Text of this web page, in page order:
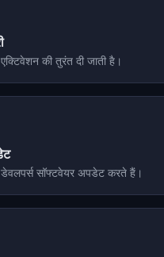
की तुरंत दी जाती है।
सॉफ्टवेयर अपडेट करते हैं।